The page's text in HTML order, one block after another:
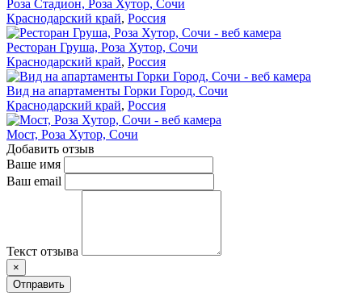
Роза Стадион, Роза Хутор, Сочи
Краснодарский край, Россия
Ресторан Груша, Роза Хутор, Сочи
Краснодарский край, Россия
Вид на апартаменты Горки Город, Сочи
Краснодарский край, Россия
Мост, Роза Хутор, Сочи
Добавить отзыв
Ваше имя
Ваш email
Текст отзыва
×
Отправить